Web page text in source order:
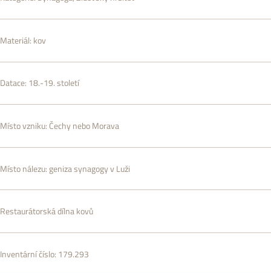
Materiál: kov
Datace: 18.-19. století
Místo vzniku: Čechy nebo Morava
Místo nálezu:geniza synagogy v Luži
Restaurátorská dílna kovů
Inventární číslo: 179.293